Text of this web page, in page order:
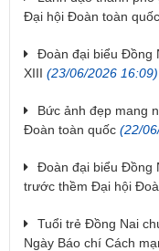
Đại hội Đoàn toàn
Đoàn đại biểu Đồng
XIII (23/06/2026 16:09)
Bức ảnh đẹp mang
Đoàn toàn quốc (22/
Đoàn đại biểu Đồng
trước thềm Đại hội
Tuổi trẻ Đồng Nai
Ngày Báo chí Cách